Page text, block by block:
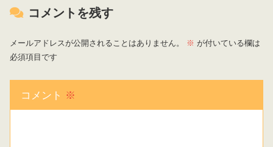
コメントを残す
メールアドレスが公開されることはありません。 ※ が付いている欄は
必須項目です
コメント ※